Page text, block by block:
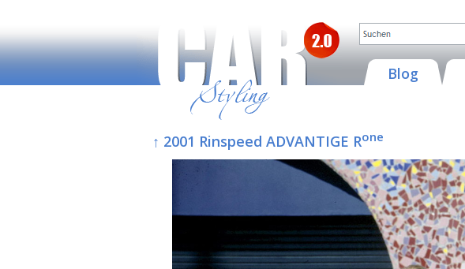
Blog
↑ 2001 Rinspeed ADVANTIGE Rone